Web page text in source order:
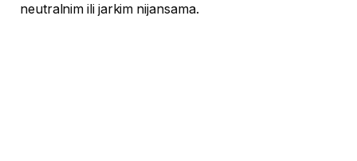
neutralnim ili jarkim nijansama.